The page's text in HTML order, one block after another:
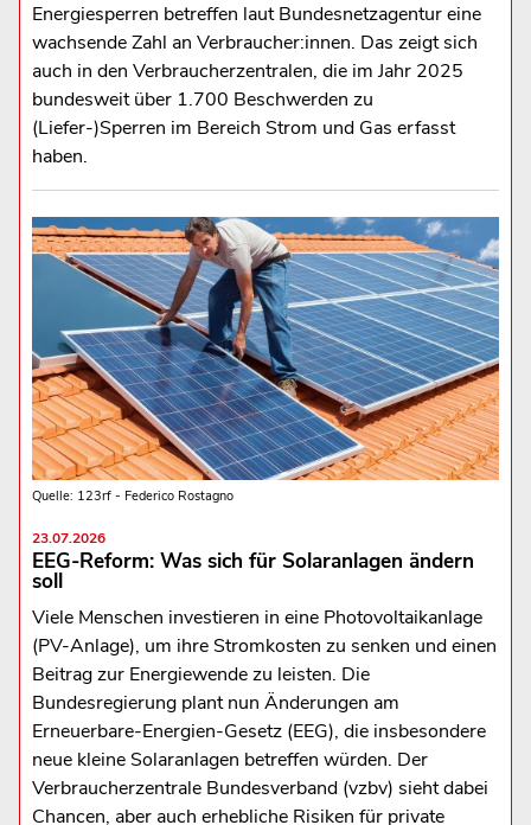
Energiesperren betreffen laut Bundesnetzagentur eine
wachsende Zahl an Verbraucher:innen. Das zeigt sich
auch in den Verbraucherzentralen, die im Jahr 2025
bundesweit über 1.700 Beschwerden zu
(Liefer-)Sperren im Bereich Strom und Gas erfasst
haben.
Quelle: 123rf - Federico Rostagno
23.07.2026
EEG-Reform: Was sich für Solaranlagen ändern
soll
Viele Menschen investieren in eine Photovoltaikanlage
(PV-Anlage), um ihre Stromkosten zu senken und einen
Beitrag zur Energiewende zu leisten. Die
Bundesregierung plant nun Änderungen am
Erneuerbare-Energien-Gesetz (EEG), die insbesondere
neue kleine Solaranlagen betreffen würden. Der
Verbraucherzentrale Bundesverband (vzbv) sieht dabei
Chancen, aber auch erhebliche Risiken für private